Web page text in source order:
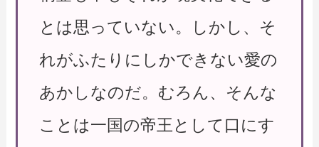
とは思っていない。しかし、そ
れがふたりにしかできない愛の
あかしなのだ。むろん、そんな
ことは一国の帝王として口にす